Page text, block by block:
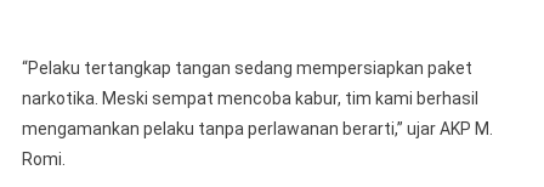
“Pelaku tertangkap tangan sedang mempersiapkan paket
narkotika. Meski sempat mencoba kabur, tim kami berhasil
mengamankan pelaku tanpa perlawanan berarti,” ujar AKP M.
Romi.